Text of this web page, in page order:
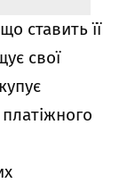
ставить її
свої